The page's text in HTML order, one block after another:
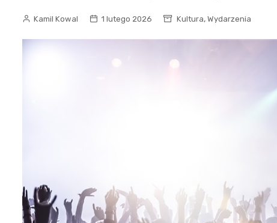
Kamil Kowal 1 lutego 2026 Kultura, Wydarzenia